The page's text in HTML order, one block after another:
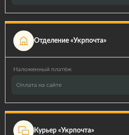
Отделение «Укрпочта»
Наложенный платёж
Оплата на сайте
Курьер «Укрпочта»